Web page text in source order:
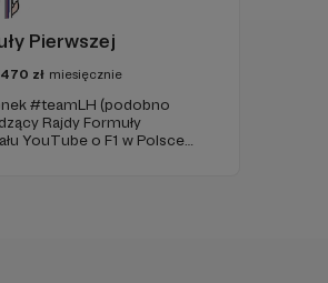
Pierwszej
zł miesięcznie
#teamLH (podobno
Rajdy Formuły
YouTube o F1 w Polsce